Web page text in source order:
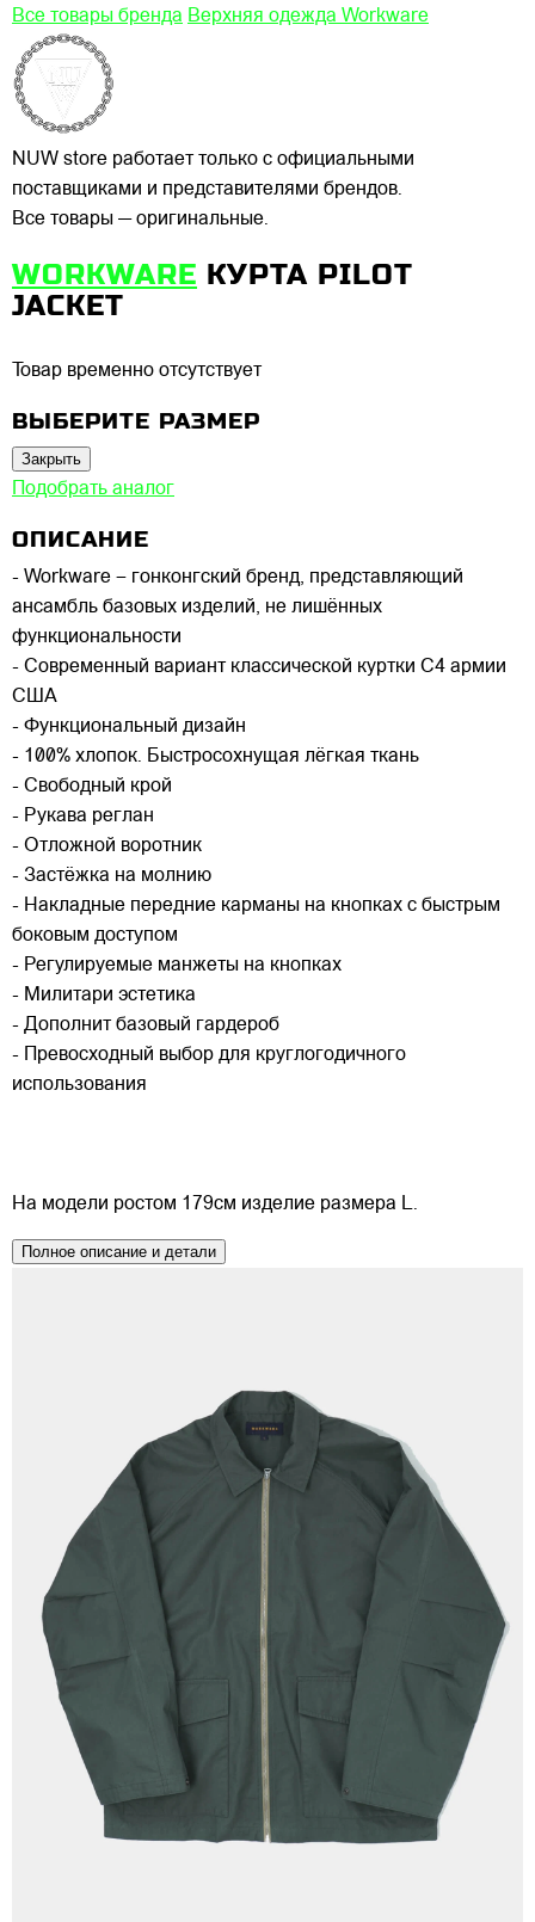
Все товары бренда Верхняя одежда Workware
NUW store работает только с официальными
поставщиками и представителями брендов.
Все товары — оригинальные.
WORKWARE КУРТА PILOT
JACKET
Товар временно отсутствует
ВЫБЕРИТЕ РАЗМЕР
Закрыть
Подобрать аналог
ОПИСАНИЕ
- Workware – гонконгский бренд, представляющий
ансамбль базовых изделий, не лишённых
функциональности
- Современный вариант классической куртки C4 армии
США
- Функциональный дизайн
- 100% хлопок. Быстросохнущая лёгкая ткань
- Свободный крой
- Рукава реглан
- Отложной воротник
- Застёжка на молнию
- Накладные передние карманы на кнопках с быстрым
боковым доступом
- Регулируемые манжеты на кнопках
- Милитари эстетика
- Дополнит базовый гардероб
- Превосходный выбор для круглогодичного
использования
На модели ростом 179см изделие размера L.
Полное описание и детали